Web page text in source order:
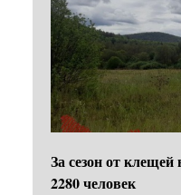
За сезон от
2280 человек